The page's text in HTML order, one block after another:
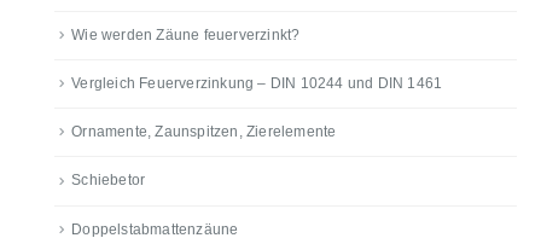
Wie werden Zäune feuerverzinkt?
Vergleich Feuerverzinkung – DIN 10244 und DIN 1461
Ornamente, Zaunspitzen, Zierelemente
Schiebetor
Doppelstabmattenzäune